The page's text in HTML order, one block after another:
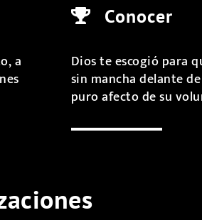
a
 Conocer
Dios te escogió para
sin mancha delante
puro afecto de su